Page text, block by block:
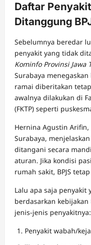
Daftar
Ditanggung
Sebelumnya beredar
penyakit yang tidak
Kominfo Provinsi Jawa
Surabaya
ramai diberitakan
awalnya dilakukan di
(FKTP) seperti
Hernina Agustin Arifin,
Surabaya,
ditangani secara
aturan. Jika kondisi
rumah sakit, BPJS
Lalu apa saja penyakit
berdasarkan kebijakan
jenis-jenis penyakitnya:
Penyakit wabah/